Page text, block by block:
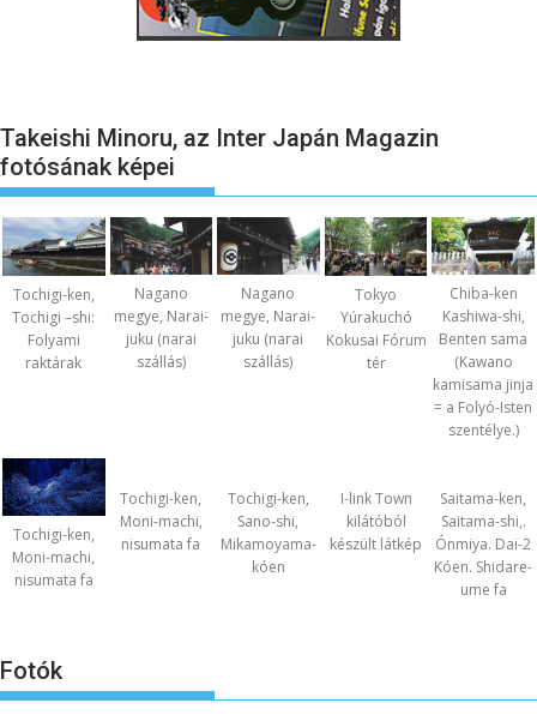
Takeishi Minoru, az Inter Japán Magazin
fotósának képei
Tochigi-ken,
Tochigi –shi:
Folyami
raktárak
Nagano
megye, Narai-
juku (narai
szállás)
Nagano
megye, Narai-
juku (narai
szállás)
Tokyo
Yúrakuchó
Kokusai Fórum
tér
Chiba-ken
Kashiwa-shi,
Benten sama
(Kawano
kamisama jinja
= a Folyó-Isten
szentélye.)
Tochigi-ken,
Moni-machi,
nisumata fa
Tochigi-ken,
Moni-machi,
nisumata fa
Tochigi-ken,
Sano-shi,
Mikamoyama-
kóen
I-link Town
kilátóból
készült látkép
Saitama-ken,
Saitama-shi,.
Ónmiya. Dai-2
Kóen. Shidare-
ume fa
Fotók